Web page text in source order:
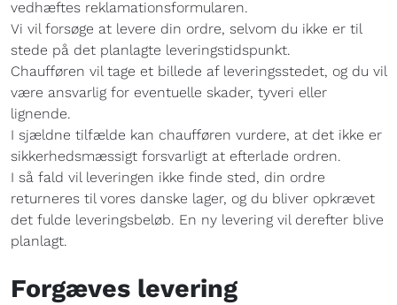
vedhæftes reklamationsformularen.
Vi vil forsøge at levere din ordre, selvom du ikke er til
stede på det planlagte leveringstidspunkt.
Chaufføren vil tage et billede af leveringsstedet, og du vil
være ansvarlig for eventuelle skader, tyveri eller
lignende.
I sjældne tilfælde kan chaufføren vurdere, at det ikke er
sikkerhedsmæssigt forsvarligt at efterlade ordren.
I så fald vil leveringen ikke finde sted, din ordre
returneres til vores danske lager, og du bliver opkrævet
det fulde leveringsbeløb. En ny levering vil derefter blive
planlagt.
Forgæves levering